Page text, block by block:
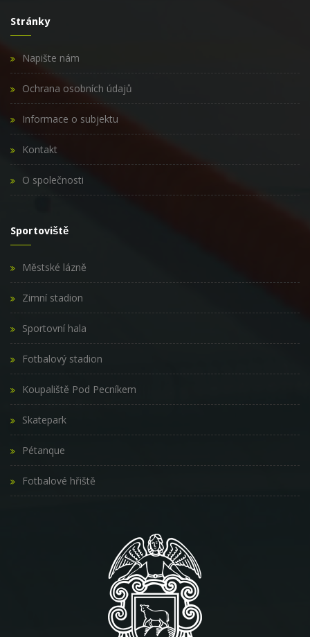
Stránky
Napište nám
Ochrana osobních údajů
Informace o subjektu
Kontakt
O společnosti
Sportoviště
Městské lázně
Zimní stadion
Sportovní hala
Fotbalový stadion
Koupaliště Pod Pecníkem
Skatepark
Pétanque
Fotbalové hřiště